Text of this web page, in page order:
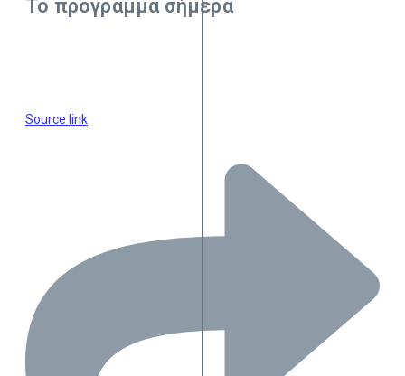
Το πρόγραμμα σήμερα
Source link